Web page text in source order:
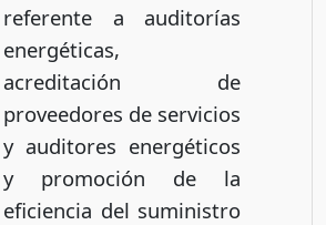
referente a auditorías
energéticas,
acreditación de
proveedores de servicios
y auditores energéticos
y promoción de la
eficiencia del suministro